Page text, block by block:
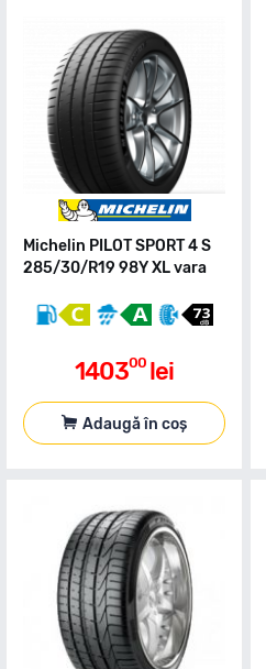
Michelin PILOT SPORT 4 S
285/30/R19 98Y XL vara
140300 lei
Adaugă în coș